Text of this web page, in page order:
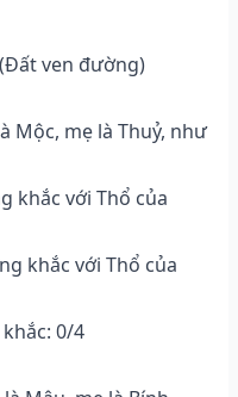
ven đường)
Mộc, mẹ là Thuỷ, như
khắc với Thổ của
khắc với Thổ của
0/4